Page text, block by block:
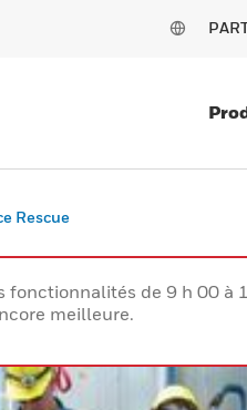
Rescue
de 9 h 00
meilleure.